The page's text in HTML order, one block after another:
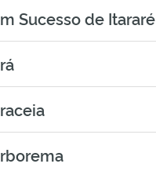
Sucesso de Itararé